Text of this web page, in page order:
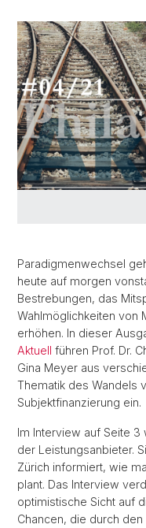
Paradigmenwechsel
heute auf morgen
Bestrebungen, das
Wahlmöglichkeiten von
erhöhen. In dieser
Aktuell führen Prof. Dr.
Gina Meyer aus
Thematik des Wandels
Subjektfinanzierung ein.
Im Interview auf Seite
der Leistungsanbieter.
Zürich informiert, wie
plant. Das Interview
optimistische Sicht auf
Chancen, die durch